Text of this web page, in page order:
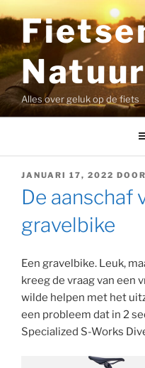
naar
de
inhoud
Alles over geluk op de fiets
GEPLAATST
OP
JANUARI 17, 2022 DOOR
De aanschaf
gravelbike
Een gravelbike. Leuk,
kreeg de vraag van een
wilde helpen met het
een probleem dat in 2
Specialized S-Works